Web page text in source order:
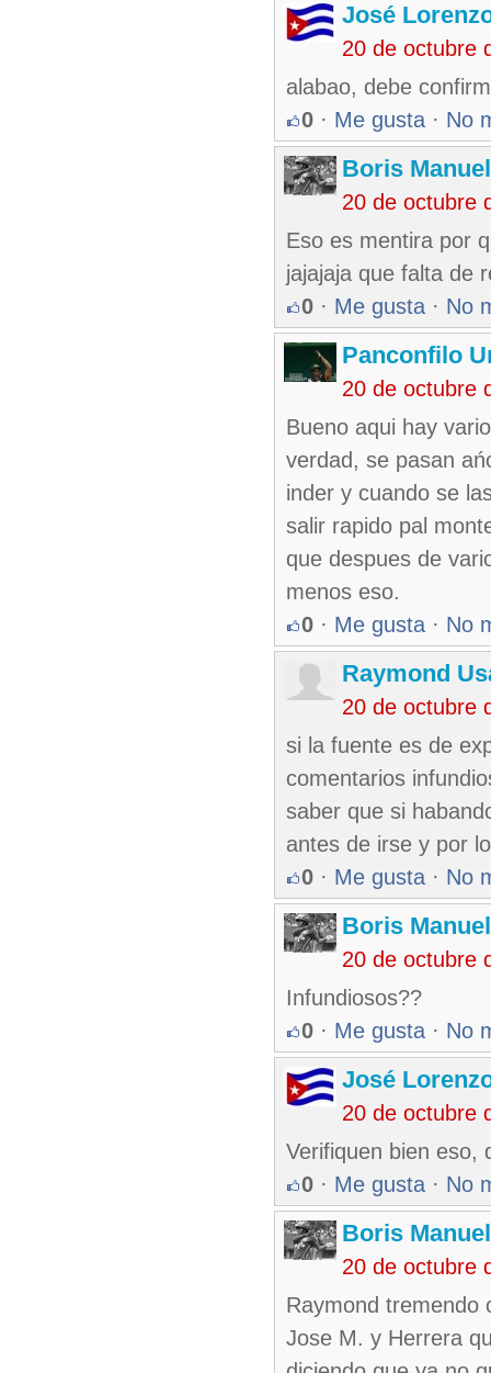
José
20 de octubre
alabao, debe
0 · Me gusta · No
Boris
20 de octubre
Eso es mentira por
jajajaja que falta de
0 · Me gusta · No
Panconfilo
20 de octubre
Bueno aqui hay
verdad, se pasan
inder y cuando se
salir rapido pal
que despues de
menos eso.
0 · Me gusta · No
Raymond
20 de octubre
si la fuente es de
comentarios
saber que si
antes de irse y por
0 · Me gusta · No
Boris
20 de octubre
Infundiosos??
0 · Me gusta · No
José
20 de octubre
Verifiquen bien eso,
0 · Me gusta · No
Boris
20 de octubre
Raymond tremendo
Jose M. y Herrera